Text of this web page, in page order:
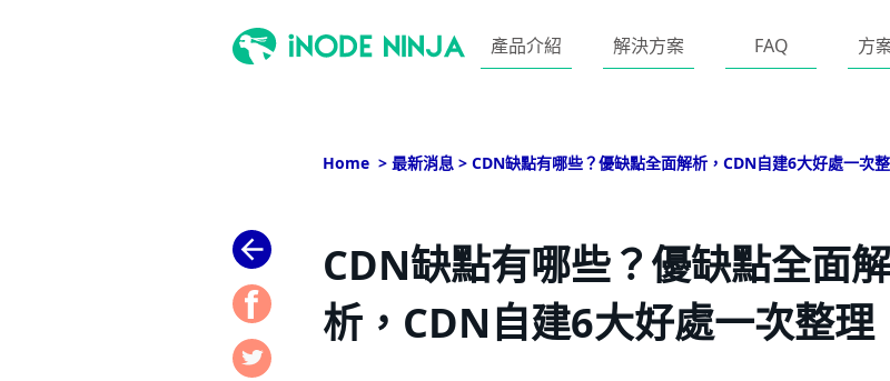
產品介紹 解決方案 FAQ 方
Home >最新消息 >CDN缺點有哪些？優缺點全面解析，CDN自建6大好處一次整
CDN缺點有哪些？優缺點全面
析，CDN自建6大好處一次整理